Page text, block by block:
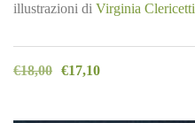
illustrazioni di Virginia Clericetti
€18,00 €17,10